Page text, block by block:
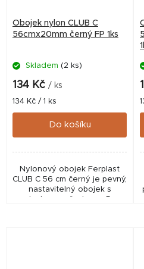
Obojek nylon CLUB C
56cmx20mm černý FP 1ks
Skladem (2 ks)
134 Kč / ks
Měrná
cena:
134 Kč / 1 ks
Do košíku
Nylonový obojek Ferplast
CLUB C 56 cm černý je pevný,
nastavitelný obojek s
plastovou přezkou a D-